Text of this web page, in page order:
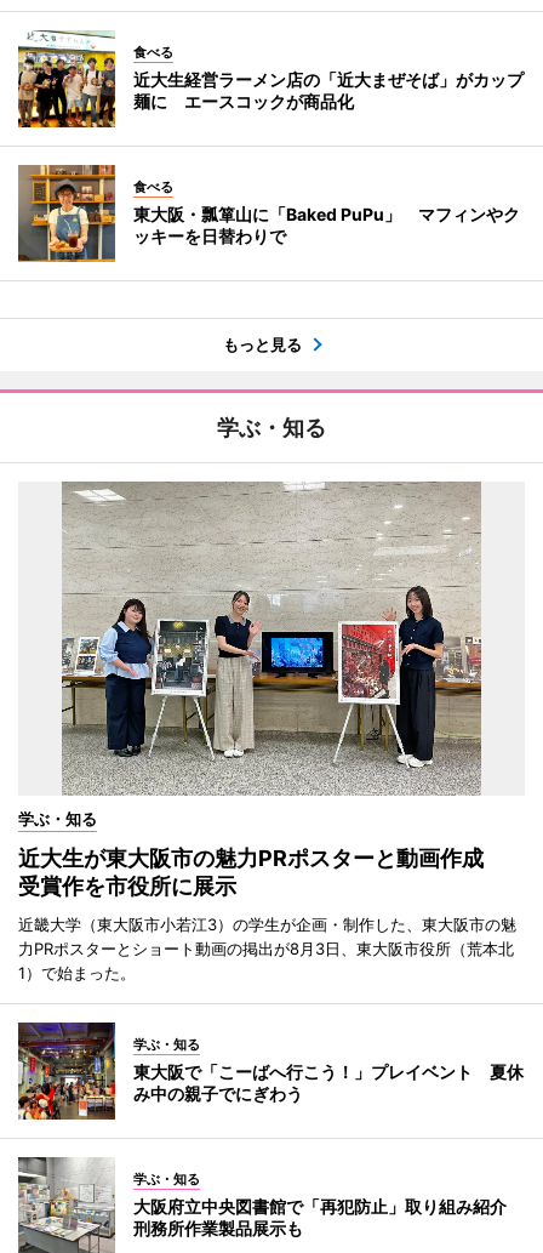
食べる
近大生経営ラーメン店の「近大まぜそば」がカップ
麺に エースコックが商品化
食べる
東大阪・瓢箪山に「Baked PuPu」 マフィンやク
ッキーを日替わりで
もっと見る
学ぶ・知る
学ぶ・知る
近大生が東大阪市の魅力PRポスターと動画作成
受賞作を市役所に展示
近畿大学（東大阪市小若江3）の学生が企画・制作した、東大阪市の魅
力PRポスターとショート動画の掲出が8月3日、東大阪市役所（荒本北
1）で始まった。
学ぶ・知る
東大阪で「こーばへ行こう！」プレイベント 夏休
み中の親子でにぎわう
学ぶ・知る
大阪府立中央図書館で「再犯防止」取り組み紹介
刑務所作業製品展示も